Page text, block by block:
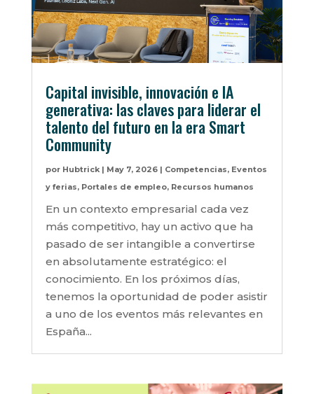
Capital invisible, innovación e IA
generativa: las claves para liderar el
talento del futuro en la era Smart
Community
por Hubtrick| May 7, 2026| Competencias, Eventos
y ferias, Portales de empleo, Recursos humanos
En un contexto empresarial cada vez
más competitivo, hay un activo que ha
pasado de ser intangible a convertirse
en absolutamente estratégico: el
conocimiento. En los próximos días,
tenemos la oportunidad de poder asistir
a uno de los eventos más relevantes en
España...